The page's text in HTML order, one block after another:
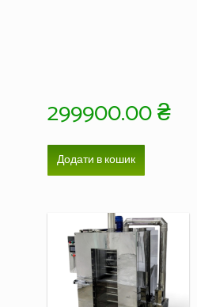
299900.00₴
Додати в кошик